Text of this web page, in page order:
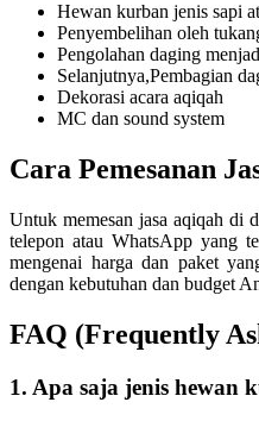
Hewan kurban jenis sapi
Penyembelihan oleh
Pengolahan daging
Selanjutnya,Pembagian
Dekorasi acara aqiqah
MC dan sound system
Cara Pemesanan
Untuk memesan jasa aqiqah di
telepon atau WhatsApp yang
mengenai harga dan paket
dengan kebutuhan dan budget
FAQ (Frequently
1. Apa saja jenis hewan